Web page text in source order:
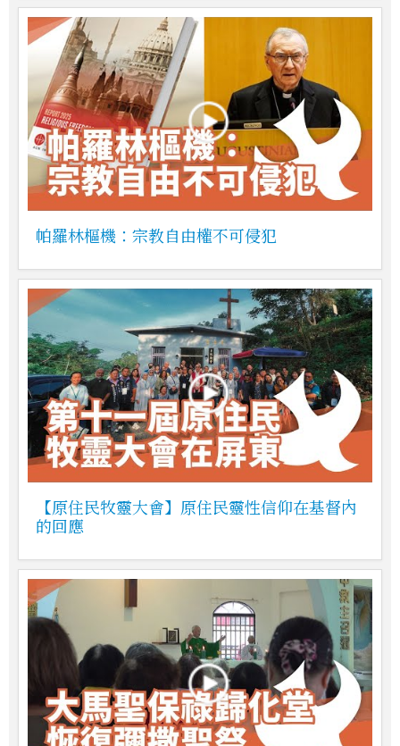
帕羅林樞機：宗教自由權不可侵犯
【原住民牧靈大會】原住民靈性信仰在基督內
的回應